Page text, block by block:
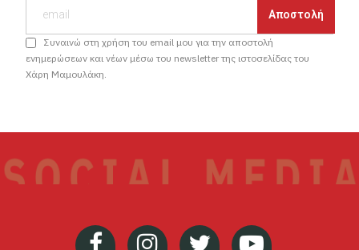
Συναινώ στη χρήση του email μου για την αποστολή
ενημερώσεων και νέων μέσω του newsletter της ιστοσελίδας του
Χάρη Μαμουλάκη.